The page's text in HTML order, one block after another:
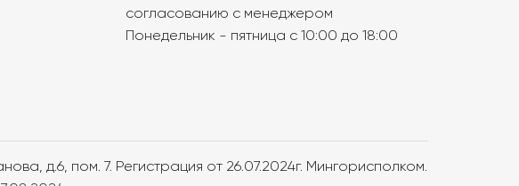
согласованию с менеджером
Понедельник - пятница с 10:00 до 18:00
д.6, пом. 7. Регистрация от 26.07.2024г. Мингорисполком.